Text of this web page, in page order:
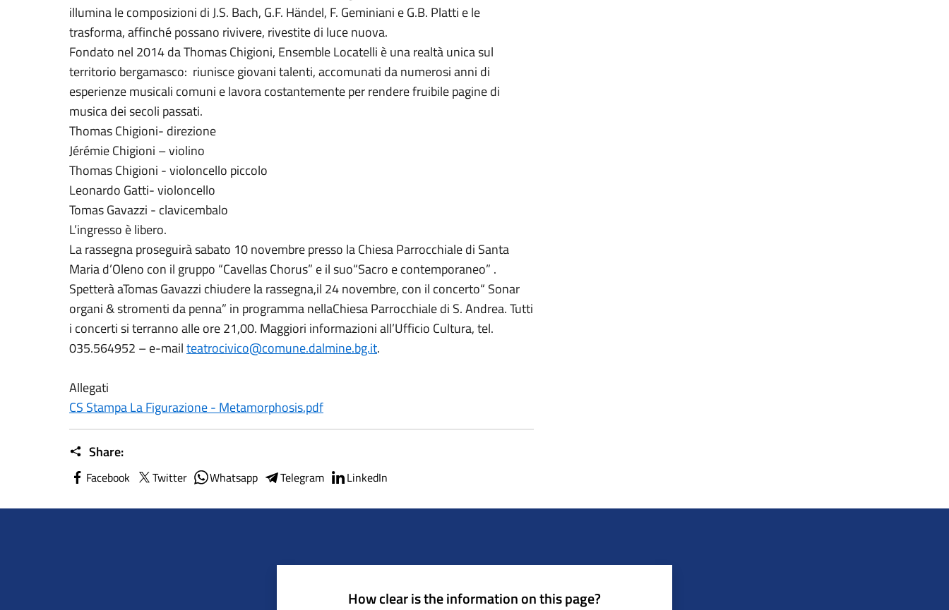
illumina le composizioni di J.S. Bach, G.F. Händel, F. Geminiani e G.B. Platti e le
trasforma, affinché possano rivivere, rivestite di luce nuova.
Fondato nel 2014 da Thomas Chigioni, Ensemble Locatelli è una realtà unica sul
territorio bergamasco: riunisce giovani talenti, accomunati da numerosi anni di
esperienze musicali comuni e lavora costantemente per rendere fruibile pagine di
musica dei secoli passati.
Thomas Chigioni- direzione
Jérémie Chigioni – violino
Thomas Chigioni - violoncello piccolo
Leonardo Gatti- violoncello
Tomas Gavazzi - clavicembalo
L’ingresso è libero.
La rassegna proseguirà sabato 10 novembre presso la Chiesa Parrocchiale di Santa
Maria d’Oleno con il gruppo “Cavellas Chorus” e il suo“Sacro e contemporaneo” .
Spetterà aTomas Gavazzi chiudere la rassegna,il 24 novembre, con il concerto“ Sonar
organi & stromenti da penna” in programma nellaChiesa Parrocchiale di S. Andrea. Tutti
i concerti si terranno alle ore 21,00. Maggiori informazioni all’Ufficio Cultura, tel.
035.564952 – e-mailteatrocivico@comune.dalmine.bg.it.
Allegati
CS Stampa La Figurazione - Metamorphosis.pdf
Share:
Facebook Twitter Whatsapp Telegram LinkedIn
How clear is the information on this page?